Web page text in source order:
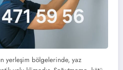
yerleşim bölgelerinde, yaz